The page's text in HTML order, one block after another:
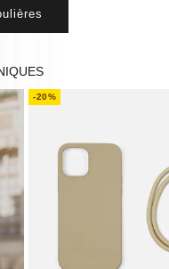
-20%